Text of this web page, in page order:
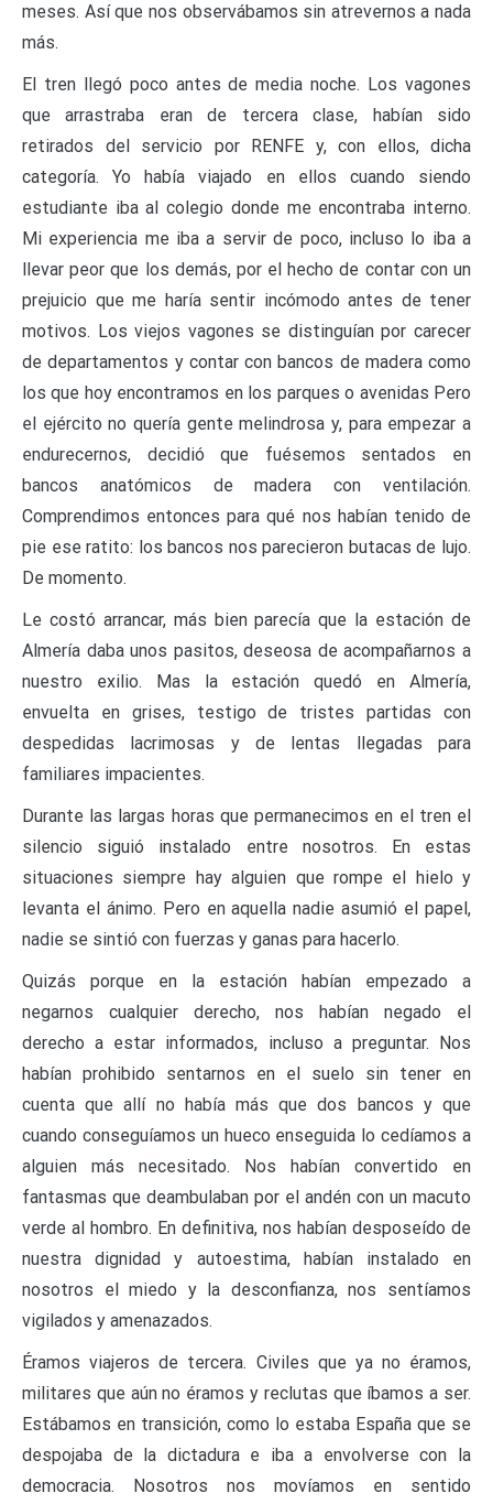
meses. Así que nos observábamos sin atrevernos a nada
más.
El tren llegó poco antes de media noche. Los vagones
que arrastraba eran de tercera clase, habían sido
retirados del servicio por RENFE y, con ellos, dicha
categoría. Yo había viajado en ellos cuando siendo
estudiante iba al colegio donde me encontraba interno.
Mi experiencia me iba a servir de poco, incluso lo iba a
llevar peor que los demás, por el hecho de contar con un
prejuicio que me haría sentir incómodo antes de tener
motivos. Los viejos vagones se distinguían por carecer
de departamentos y contar con bancos de madera como
los que hoy encontramos en los parques o avenidas Pero
el ejército no quería gente melindrosa y, para empezar a
endurecernos, decidió que fuésemos sentados en
bancos anatómicos de madera con ventilación.
Comprendimos entonces para qué nos habían tenido de
pie ese ratito: los bancos nos parecieron butacas de lujo.
De momento.
Le costó arrancar, más bien parecía que la estación de
Almería daba unos pasitos, deseosa de acompañarnos a
nuestro exilio. Mas la estación quedó en Almería,
envuelta en grises, testigo de tristes partidas con
despedidas lacrimosas y de lentas llegadas para
familiares impacientes.
Durante las largas horas que permanecimos en el tren el
silencio siguió instalado entre nosotros. En estas
situaciones siempre hay alguien que rompe el hielo y
levanta el ánimo. Pero en aquella nadie asumió el papel,
nadie se sintió con fuerzas y ganas para hacerlo.
Quizás porque en la estación habían empezado a
negarnos cualquier derecho, nos habían negado el
derecho a estar informados, incluso a preguntar. Nos
habían prohibido sentarnos en el suelo sin tener en
cuenta que allí no había más que dos bancos y que
cuando conseguíamos un hueco enseguida lo cedíamos a
alguien más necesitado. Nos habían convertido en
fantasmas que deambulaban por el andén con un macuto
verde al hombro. En definitiva, nos habían desposeído de
nuestra dignidad y autoestima, habían instalado en
nosotros el miedo y la desconfianza, nos sentíamos
vigilados y amenazados.
Éramos viajeros de tercera. Civiles que ya no éramos,
militares que aún no éramos y reclutas que íbamos a ser.
Estábamos en transición, como lo estaba España que se
despojaba de la dictadura e iba a envolverse con la
democracia. Nosotros nos movíamos en sentido